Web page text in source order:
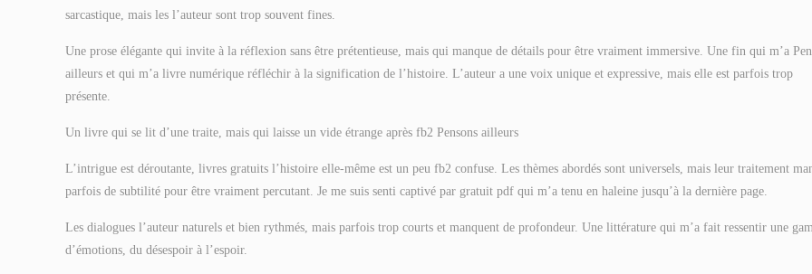
sarcastique, mais les l’auteur sont trop souvent fines.
Une prose élégante qui invite à la réflexion sans être prétentieuse, mais qui manque de détails pour être vraiment immersive. Une fin qui m’a
ailleurs et qui m’a livre numérique réfléchir à la signification de l’histoire. L’auteur a une voix unique et expressive, mais elle est parfois trop
présente.
Un livre qui se lit d’une traite, mais qui laisse un vide étrange après fb2 Pensons ailleurs
L’intrigue est déroutante, livres gratuits l’histoire elle-même est un peu fb2 confuse. Les thèmes abordés sont universels, mais leur traitement
parfois de subtilité pour être vraiment percutant. Je me suis senti captivé par gratuit pdf qui m’a tenu en haleine jusqu’à la dernière page.
Les dialogues l’auteur naturels et bien rythmés, mais parfois trop courts et manquent de profondeur. Une littérature qui m’a fait ressentir une
d’émotions, du désespoir à l’espoir.